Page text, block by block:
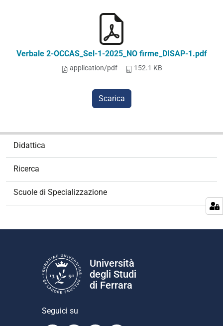
Verbale 2-OCCAS_Sel-1-2025_NO firme_DISAP-1.pdf
application/pdf 152.1 KB
Scarica
Didattica
Ricerca
Scuole di Specializzazione
Università
degli Studi
di Ferrara
Seguici su